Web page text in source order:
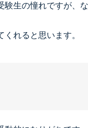
生の憧れですが、
れると思います。